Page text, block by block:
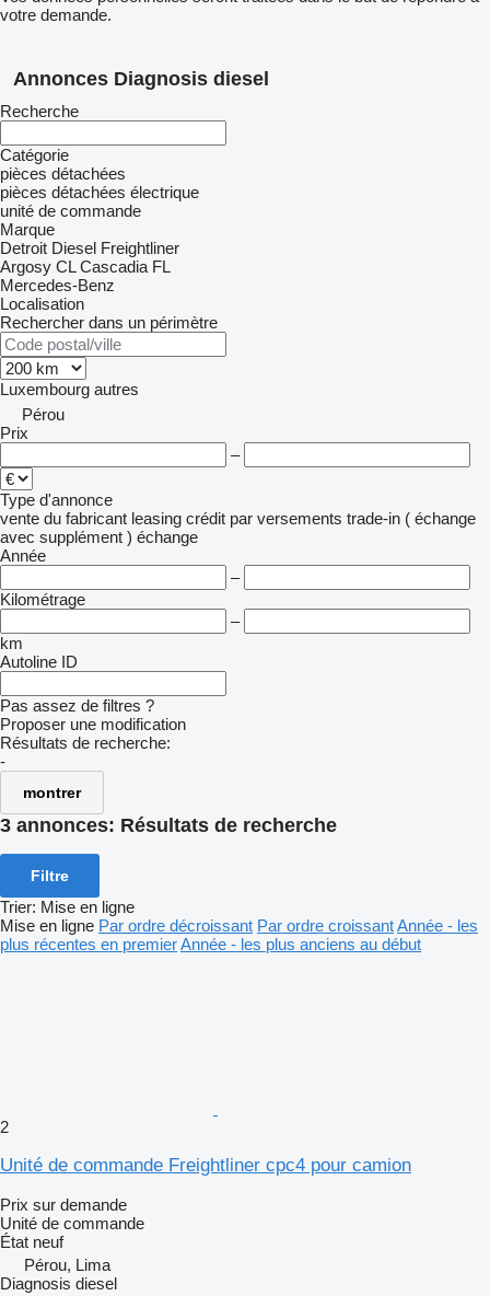
votre demande.
Annonces Diagnosis diesel
Recherche
Catégorie
pièces détachées
pièces détachées électrique
unité de commande
Marque
Detroit Diesel Freightliner
Argosy CL Cascadia FL
Mercedes-Benz
Localisation
Rechercher dans un périmètre
Luxembourg autres
Pérou
Prix
–
Type d'annonce
vente du fabricant leasing crédit par versements trade-in ( échange
avec supplément ) échange
Année
–
Kilométrage
–
km
Autoline ID
Pas assez de filtres ?
Proposer une modification
Résultats de recherche:
-
montrer
3 annonces: Résultats de recherche
Filtre
Trier: Mise en ligne
Mise en ligne Par ordre décroissant Par ordre croissantAnnée - les
plus récentes en premierAnnée - les plus anciens au début
2
Unité de commande Freightliner cpc4 pour camion
Prix sur demande
Unité de commande
État neuf
Pérou, Lima
Diagnosis diesel